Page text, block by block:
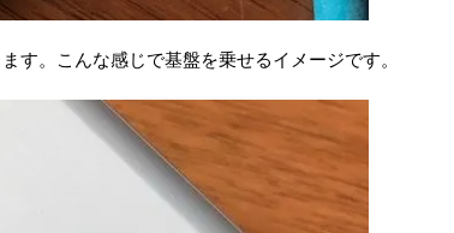
す。こんな感じで基盤を乗せるイメージです。